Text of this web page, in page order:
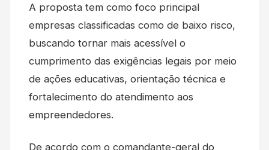
A proposta tem como foco principal
empresas classificadas como de baixo risco,
buscando tornar mais acessível o
cumprimento das exigências legais por meio
de ações educativas, orientação técnica e
fortalecimento do atendimento aos
empreendedores.
De acordo com o comandante-geral do